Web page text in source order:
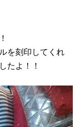
を刻印してくれ
たよ！！